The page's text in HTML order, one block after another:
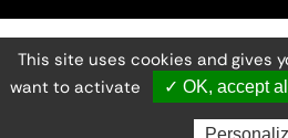
Mentions
Gestion des
Accessibilité
Ministère de la
- Cité de l'architecture et
This site uses cookies and gives
want to activate
✓ OK, accept all